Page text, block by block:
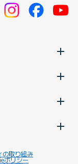
の取り組み
ポリシー